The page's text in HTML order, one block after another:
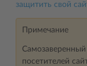
защитить свой
Примечание
посетителей